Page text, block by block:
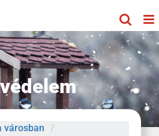
városban
/